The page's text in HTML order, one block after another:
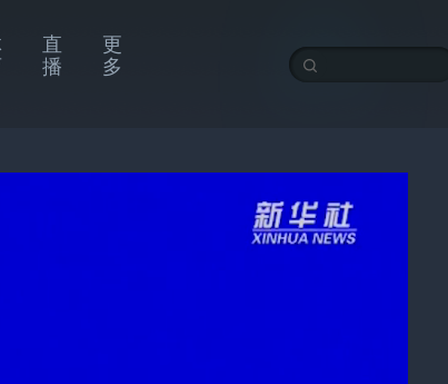
直
播
更
多